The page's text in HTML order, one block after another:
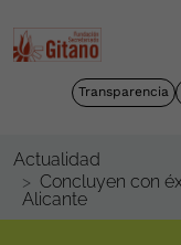
Transparencia
Actualidad
Concluyen con
Alicante